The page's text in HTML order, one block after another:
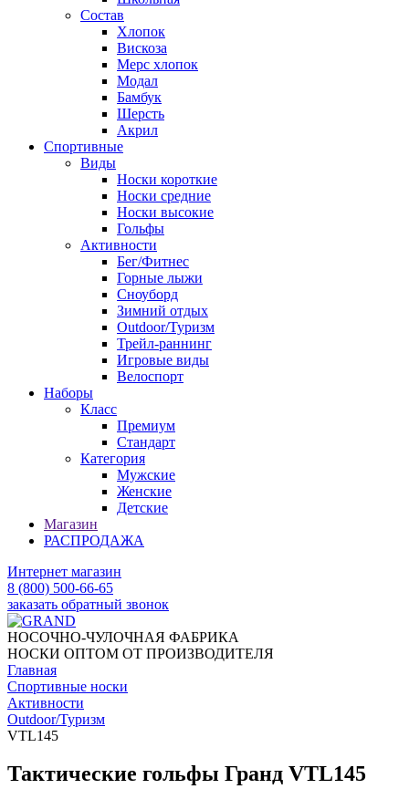
Состав
Хлопок
Вискоза
Мерс хлопок
Модал
Бамбук
Шерсть
Акрил
Спортивные
Виды
Носки короткие
Носки средние
Носки высокие
Гольфы
Активности
Бег/Фитнес
Горные лыжи
Сноуборд
Зимний отдых
Outdoor/Туризм
Трейл-раннинг
Игровые виды
Велоспорт
Наборы
Класс
Премиум
Стандарт
Категория
Мужские
Женские
Детские
Магазин
РАСПРОДАЖА
Интернет магазин
8 (800) 500-66-65
заказать обратный звонок
НОСОЧНО-ЧУЛОЧНАЯ ФАБРИКА
НОСКИ ОПТОМ ОТ ПРОИЗВОДИТЕЛЯ
Главная
Спортивные носки
Активности
Outdoor/Туризм
VTL145
Тактические гольфы Гранд VTL145